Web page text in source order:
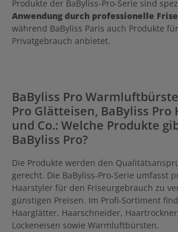
Produkte der BaByliss-Pro-Serie sind
Anwendung durch professionelle
während BaByliss Paris auch Produkte
Privatgebrauch anbietet.
BaByliss Pro
Pro Glätteisen, BaByliss
und Co.: Welche Produkte
BaByliss Pro?
Die Produkte werden den
gerecht. Die BaByliss-Pro-Serie umfasst
Haarstyler für den Friseurgebrauch zu
günstigen Preisen. Im Profi-Sortiment
Haarglätter, Haarschneider,
Lockeneisen sowie Warmluftbürsten.